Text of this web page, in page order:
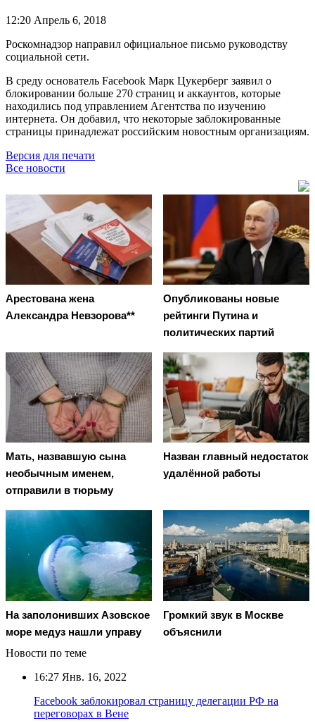
12:20 Апрель 6, 2018
Роскомнадзор направил официальное письмо руководству
социальной сети.
В среду основатель Facebook Марк Цукерберг заявил о
блокировании больше 270 страниц и аккаунтов, которые
находились под управлением Агентства по изучению
интернета. Он добавил, что некоторые заблокированные
страницы принадлежат российским новостным организациям.
Версия для печати
Все новости
Арестована жена
Александра Невзорова**
Опубликованы новые
рейтинги Путина и
политических партий
Мать, назвавшую сына
необычным именем,
отправили в тюрьму
Назван главный недостаток
удалённой работы
На заполонивших Азовское
море медуз нашли управу
Громкий звук в Москве
объяснили
Новости по теме
16:27 Янв. 16, 2022
Facebook заблокировал страницу делегации РФ на
переговорах в Вене